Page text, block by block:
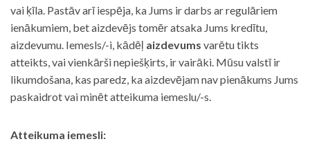
vai ķīla. Pastāv arī iespēja, ka Jums ir darbs ar regulāriem
ienākumiem, bet aizdevējs tomēr atsaka Jums kredītu,
aizdevumu. Iemesls/-i, kādēļ aizdevums varētu tikts
atteikts, vai vienkārši nepiešķirts, ir vairāki. Mūsu valstī ir
likumdošana, kas paredz, ka aizdevējam nav pienākums Jums
paskaidrot vai minēt atteikuma iemeslu/-s.
Atteikuma iemesli: